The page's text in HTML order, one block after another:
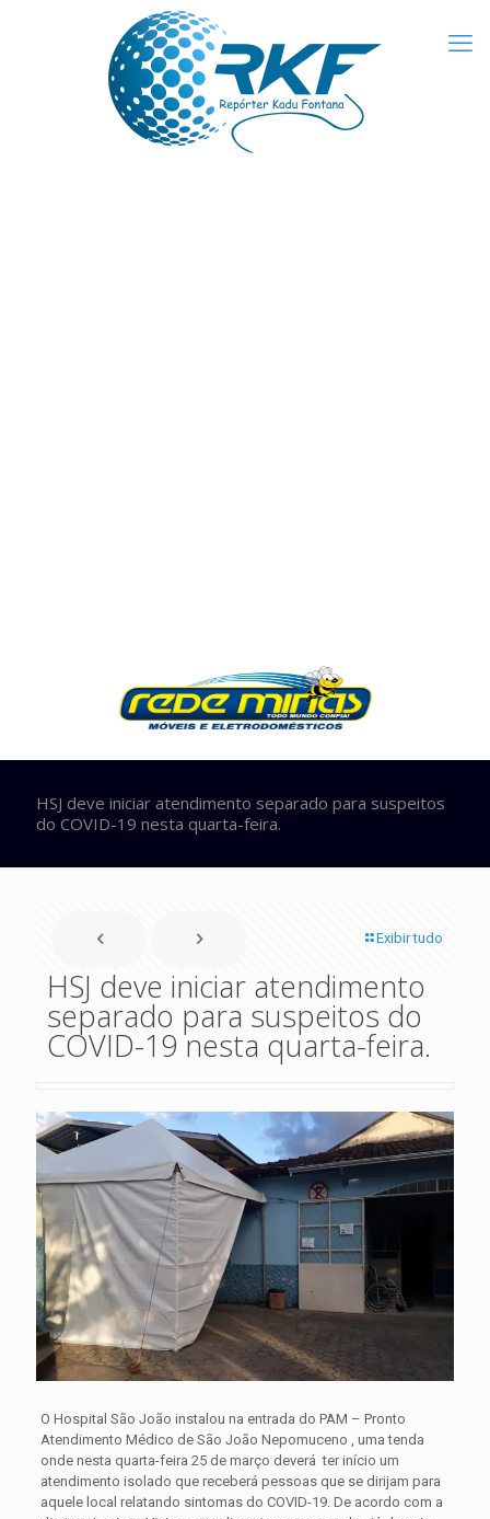
HSJ deve iniciar atendimento separado para suspeitos
do COVID-19 nesta quarta-feira.
Exibir tudo
HSJ deve iniciar atendimento
separado para suspeitos do
COVID-19 nesta quarta-feira.
O Hospital São João instalou na entrada do PAM – Pronto
Atendimento Médico de São João Nepomuceno , uma tenda
onde nesta quarta-feira 25 de março deverá ter início um
atendimento isolado que receberá pessoas que se dirijam para
aquele local relatando sintomas do COVID-19. De acordo com a